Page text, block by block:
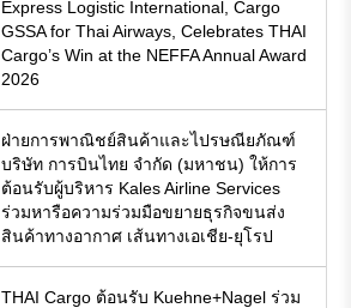
Express Logistic International, Cargo
GSSA for Thai Airways, Celebrates THAI
Cargo’s Win at the NEFFA Annual Award
2026
ฝ่ายการพาณิชย์สินค้าและไปรษณียภัณฑ์
บริษัท การบินไทย จำกัด (มหาชน) ให้การ
ต้อนรับผู้บริหาร Kales Airline Services
ร่วมหารือความร่วมมือขยายธุรกิจขนส่ง
สินค้าทางอากาศ เส้นทางเอเชีย-ยุโรป
THAI Cargo ต้อนรับ Kuehne+Nagel ร่วม